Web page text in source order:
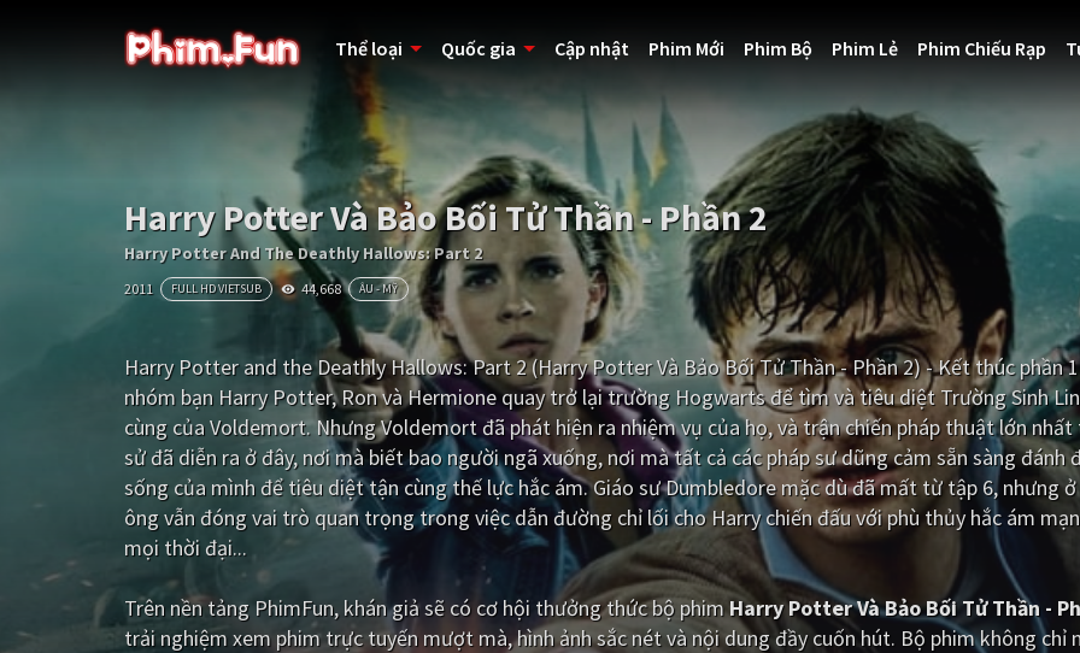
Thể loại Quốc gia Cập nhật Phim Mới Phim Bộ Phim Lẻ Phim Chiếu Rạp
Harry Potter Và Bảo Bối Tử Thần - Phần 2
Harry Potter And The Deathly Hallows: Part 2
2011 FULL HD VIETSUB 44,668 ÂU - MỸ
Harry Potter and the Deathly Hallows: Part 2 (Harry Potter Và Bảo Bối Tử Thần - Phần 2) - Kết thúc phần
nhóm bạn Harry Potter, Ron và Hermione quay trở lại trường Hogwarts để tìm và tiêu diệt Trường Sinh
cùng của Voldemort. Nhưng Voldemort đã phát hiện ra nhiệm vụ của họ, và trận chiến pháp thuật lớn
sử đã diễn ra ở đây, nơi mà biết bao người ngã xuống, nơi mà tất cả các pháp sư dũng cảm sẵn sàng đánh
sống của mình để tiêu diệt tận cùng thế lực hắc ám. Giáo sư Dumbledore mặc dù đã mất từ tập 6, nhưng
ông vẫn đóng vai trò quan trọng trong việc dẫn đường chỉ lối cho Harry chiến đấu với phù thủy hắc ám
mọi thời đại...
Trên nền tảng PhimFun, khán giả sẽ có cơ hội thưởng thức bộ phim Harry Potter Và Bảo Bối Tử Thần -
trải nghiệm xem phim trực tuyến mượt mà, hình ảnh sắc nét và nội dung đầy cuốn hút. Bộ phim không chỉ